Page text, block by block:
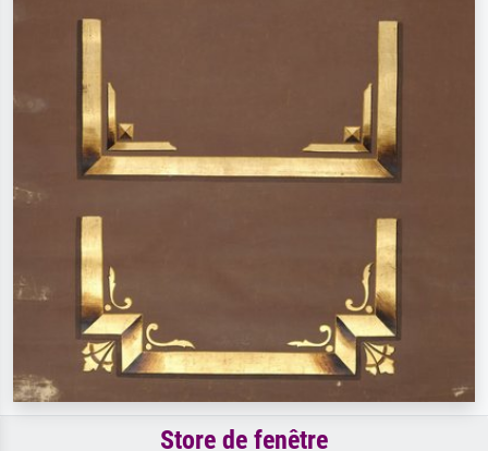
Store de fenêtre